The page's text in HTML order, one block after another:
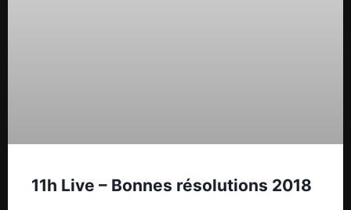
11h Live – Bonnes résolutions 2018